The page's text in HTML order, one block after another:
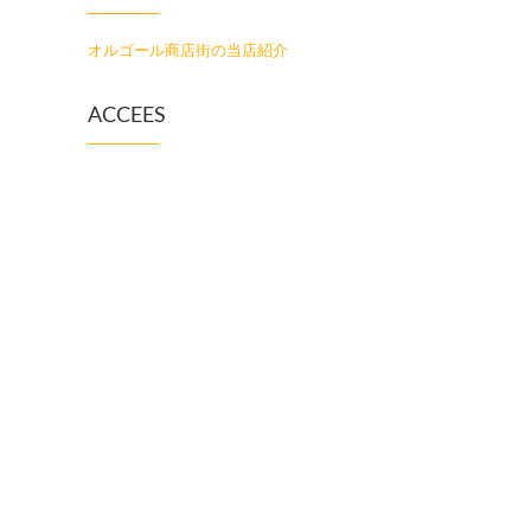
オルゴール商店街の当店紹介
ACCEES